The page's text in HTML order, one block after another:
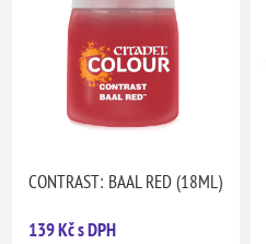
CONTRAST: BAAL RED (18ML)
139 Kč s DPH